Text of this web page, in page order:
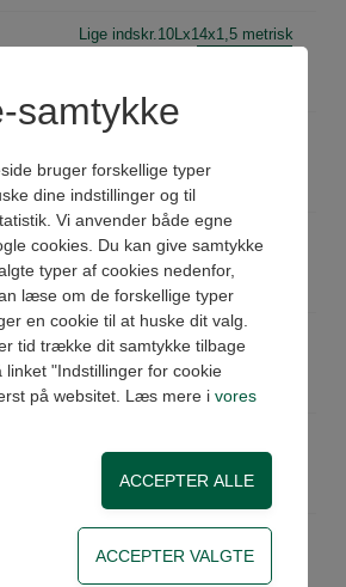
Lige indskr.10Lx14x1,5 metrisk
Lige indskr.10Lx16x1,5 metrisk
ex moms
Lige indskr.10Lx18x1,5 metrisk
ex moms
Lige indskr.10Lx22x1,5 metrisk
ex moms
Lige indskr.12Lx16x1,5 metrisk
Køb
samtykke
bruger forskellige typer
dine indstillinger og til
Vi anvender både egne
cookies. Du kan give samtykke
typer af cookies nedenfor,
læse om de forskellige typer
en cookie til at huske dit valg.
tid trække dit samtykke tilbage
linket "Indstillinger for cookie
på websitet. Læs mere i vores